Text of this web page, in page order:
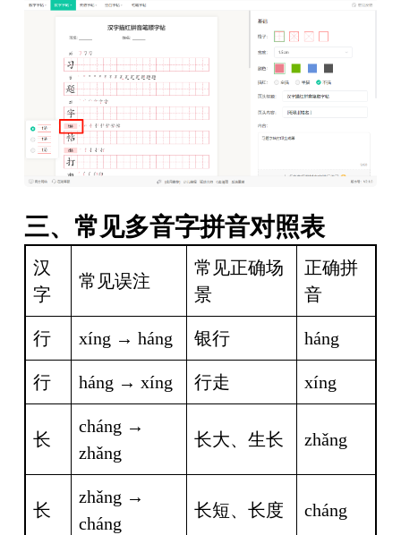
三、常见多音字拼音对照表
汉
字
常见误注
常见正确场
景
正确拼
音
行 xíng → háng 银行 háng
行 háng → xíng 行走 xíng
长
cháng →
zhǎng
长大、生长 zhǎng
长
zhǎng →
cháng
长短、长度 cháng